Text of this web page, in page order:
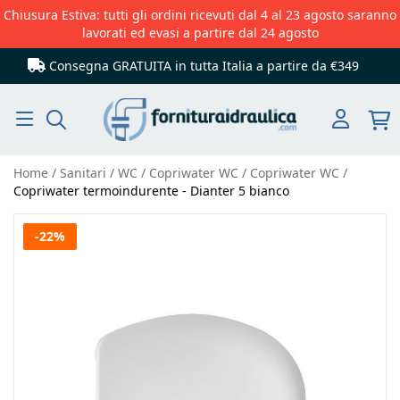
Chiusura Estiva: tutti gli ordini ricevuti dal 4 al 23 agosto saranno
lavorati ed evasi a partire dal 24 agosto
Consegna GRATUITA in tutta Italia a partire da €349
Home Sanitari WC Copriwater WC
Copriwater WC
Copriwater termoindurente - Dianter 5 bianco
Vai
-22%